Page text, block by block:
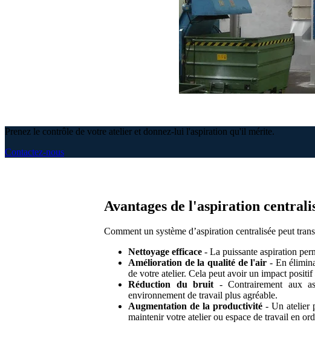
Prenez le contrôle de votre atelier et donnez-lui l'aspiration qu'il mérite.
Contactez-nous
Avantages de l'aspiration
Comment un système d’aspiration centralisée peut
Nettoyage efficace - La puissante aspiration
Amélioration de la qualité de l'air - En
de votre atelier. Cela peut avoir un impact positif
Réduction du bruit- Contrairement aux
environnement de travail plus agréable.
Augmentation de la productivité- Un atelier
maintenir votre atelier ou espace de travail en